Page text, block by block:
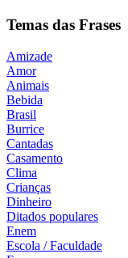
Temas das Frases
Amizade
Amor
Animais
Bebida
Brasil
Burrice
Cantadas
Casamento
Clima
Crianças
Dinheiro
Ditados populares
Enem
Escola / Faculdade